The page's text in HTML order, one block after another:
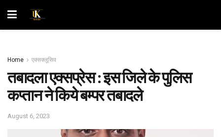
Home एक्सक्लूसिव
तबादला एक्सप्रेस : इस जिले के पुलिस
कप्तान ने किये बम्पर तबादले
August 6, 2023